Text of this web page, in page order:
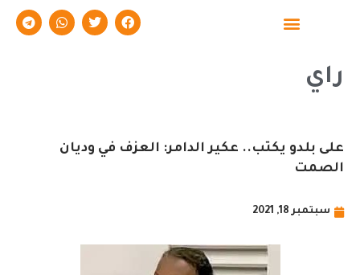
راي
على بلدو يكتب.. عكير الدامر: العزف في وديان
الصمت
سبتمبر 18, 2021